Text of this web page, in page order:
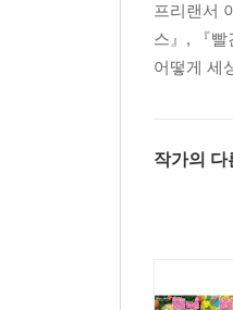
프리랜서
스』, 『
어떻게 세
작가의 다